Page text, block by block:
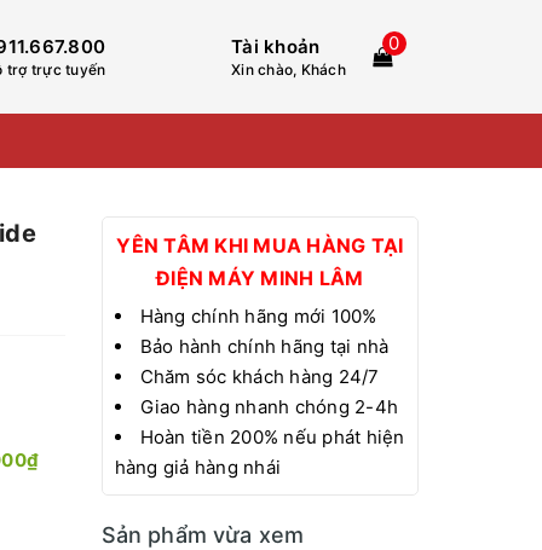
trợ trực tuyến
Tài khoản
Xin chào, Khách
0
YÊN TÂM KHI MUA HÀNG TẠI
ĐIỆN MÁY MINH LÂM
Hàng chính hãng mới 100%
Bảo hành chính hãng tại nhà
Chăm sóc khách hàng 24/7
Giao hàng nhanh chóng 2-4h
Hoàn tiền 200% nếu phát hiện
hàng giả hàng nhái
Sản phẩm vừa xem